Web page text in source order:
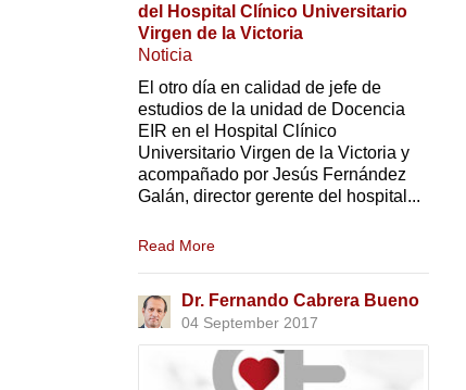
del Hospital Clínico Universitario
Virgen de la Victoria
Noticia
El otro día en calidad de jefe de
estudios de la unidad de Docencia
EIR en el Hospital Clínico
Universitario Virgen de la Victoria y
acompañado por Jesús Fernández
Galán, director gerente del hospital...
Read More
Dr. Fernando Cabrera Bueno
04 September 2017